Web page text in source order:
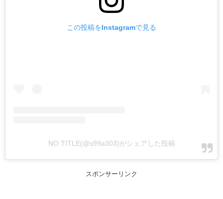
この投稿をInstagramで見る
NO TITLE(@s99a303)がシェアした投稿
スポンサーリンク